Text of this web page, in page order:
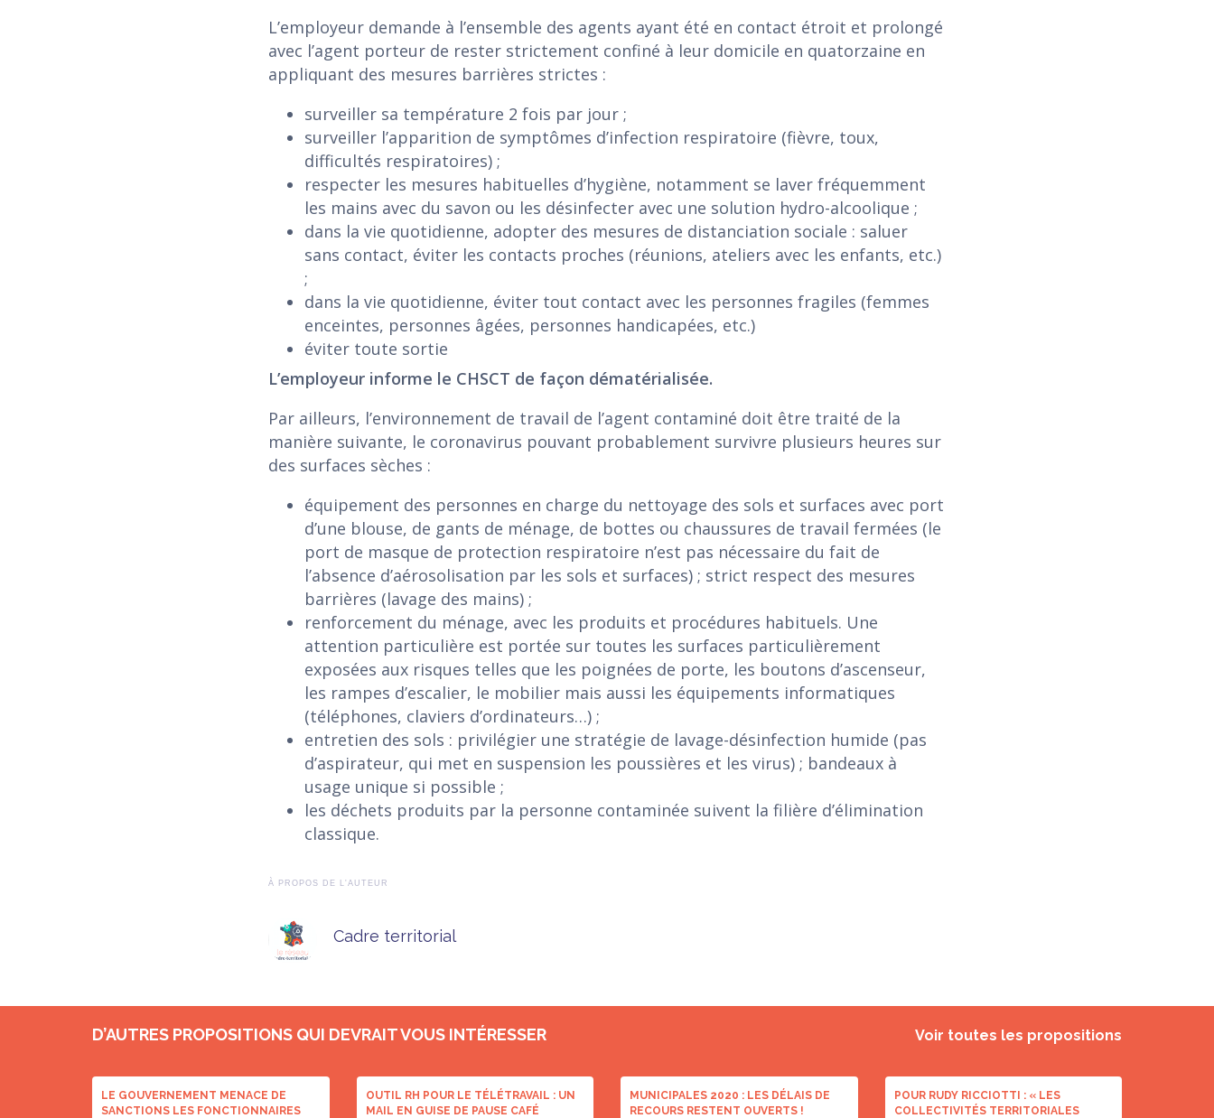
L’employeur demande à l’ensemble des agents ayant été en contact étroit et prolongé
avec l’agent porteur de rester strictement confiné à leur domicile en quatorzaine en
appliquant des mesures barrières strictes :
surveiller sa température 2 fois par jour ;
surveiller l’apparition de symptômes d’infection respiratoire (fièvre, toux,
difficultés respiratoires) ;
respecter les mesures habituelles d’hygiène, notamment se laver fréquemment
les mains avec du savon ou les désinfecter avec une solution hydro-alcoolique ;
dans la vie quotidienne, adopter des mesures de distanciation sociale : saluer
sans contact, éviter les contacts proches (réunions, ateliers avec les enfants, etc.)
;
dans la vie quotidienne, éviter tout contact avec les personnes fragiles (femmes
enceintes, personnes âgées, personnes handicapées, etc.)
éviter toute sortie
L’employeur informe le CHSCT de façon dématérialisée.
Par ailleurs, l’environnement de travail de l’agent contaminé doit être traité de la
manière suivante, le coronavirus pouvant probablement survivre plusieurs heures sur
des surfaces sèches :
équipement des personnes en charge du nettoyage des sols et surfaces avec port
d’une blouse, de gants de ménage, de bottes ou chaussures de travail fermées (le
port de masque de protection respiratoire n’est pas nécessaire du fait de
l’absence d’aérosolisation par les sols et surfaces) ; strict respect des mesures
barrières (lavage des mains) ;
renforcement du ménage, avec les produits et procédures habituels. Une
attention particulière est portée sur toutes les surfaces particulièrement
exposées aux risques telles que les poignées de porte, les boutons d’ascenseur,
les rampes d’escalier, le mobilier mais aussi les équipements informatiques
(téléphones, claviers d’ordinateurs…) ;
entretien des sols : privilégier une stratégie de lavage-désinfection humide (pas
d’aspirateur, qui met en suspension les poussières et les virus) ; bandeaux à
usage unique si possible ;
les déchets produits par la personne contaminée suivent la filière d’élimination
classique.
À PROPOS DE L'AUTEUR
Cadre territorial
D’AUTRES PROPOSITIONS QUI DEVRAIT VOUS INTÉRESSER Voir toutes les propositions
LE GOUVERNEMENT MENACE DE
SANCTIONS LES FONCTIONNAIRES
OUTIL RH POUR LE TÉLÉTRAVAIL : UN
MAIL EN GUISE DE PAUSE CAFÉ
MUNICIPALES 2020 : LES DÉLAIS DE
RECOURS RESTENT OUVERTS !
POUR RUDY RICCIOTTI : « LES
COLLECTIVITÉS TERRITORIALES